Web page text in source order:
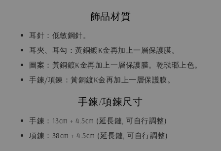
飾品材質
耳針：低敏鋼針。
耳夾、耳勾：黃銅鍍K金再加上一層保護膜。
圖案：黃銅鍍K金再加上一層保護膜。乾琺瑯上色。
手鍊/項鍊：黃銅鍍K金再加上一層保護膜。
手鍊/項鍊尺寸
手鍊：13cm + 4.5cm (延長鏈, 可自行調整)
項鍊：38cm + 4.5cm (延長鏈, 可自行調整)